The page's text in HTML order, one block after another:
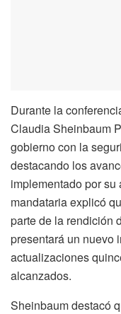
Durante la
Claudia Sheinbaum
gobierno con la
destacando los
implementado por
mandataria explicó
parte de la rendición
presentará un nuevo
actualizaciones
alcanzados.
Sheinbaum destacó